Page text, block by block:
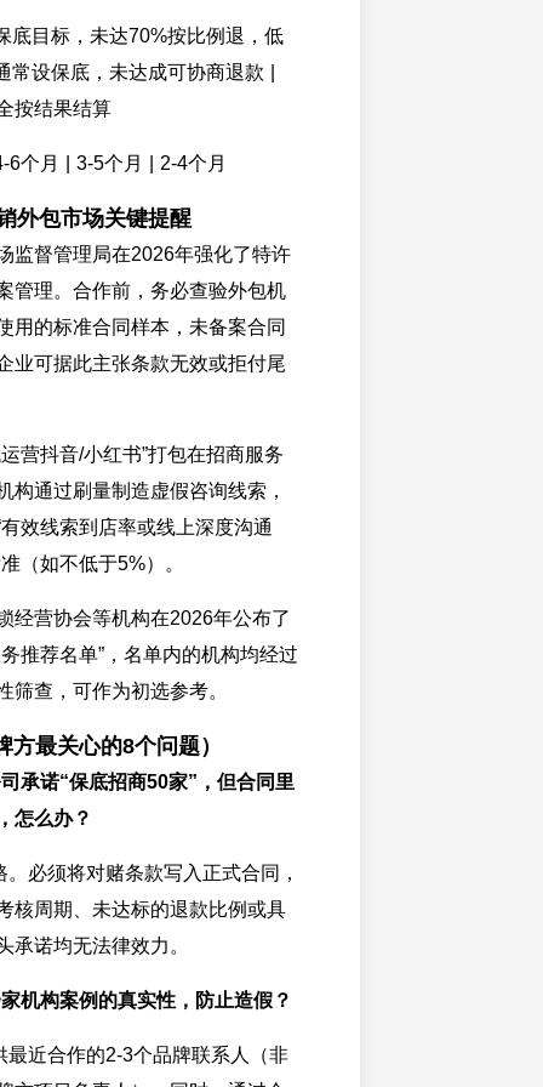
底目标，未达70%按比例退，低
常设保底，未达成可协商退款 |
按结果结算
6个月 | 3-5个月 | 2-4个月
外包市场关键提醒
监督管理局在2026年强化了特许
管理。合作前，务必查验外包机
用的标准合同样本，未备案合同
业可据此主张条款无效或拒付尾
营抖音/小红书”打包在招商服务
构通过刷量制造虚假咨询线索，
效线索到店率或线上深度沟通
（如不低于5%）。
经营协会等机构在2026年公布了
推荐名单”，名单内的机构均经过
筛查，可作为初选参考。
方最关心的8个问题）
承诺“保底招商50家”，但合同里
怎么办？
必须将对赌条款写入正式合同，
核周期、未达标的退款比例或具
承诺均无法律效力。
机构案例的真实性，防止造假？
最近合作的2-3个品牌联系人（非